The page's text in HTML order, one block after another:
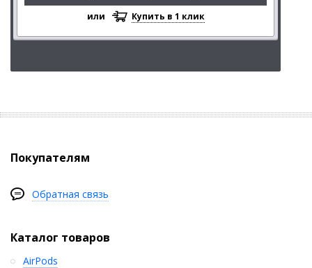
или Купить в 1 клик
Покупателям
Обратная связь
Каталог товаров
AirPods